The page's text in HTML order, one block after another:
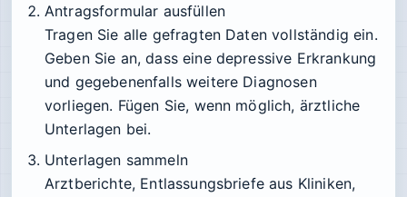
Antragsformular ausfüllen
Tragen Sie alle gefragten Daten vollständig ein.
Geben Sie an, dass eine depressive Erkrankung
und gegebenenfalls weitere Diagnosen
vorliegen. Fügen Sie, wenn möglich, ärztliche
Unterlagen bei.
Unterlagen sammeln
Arztberichte, Entlassungsbriefe aus Kliniken,